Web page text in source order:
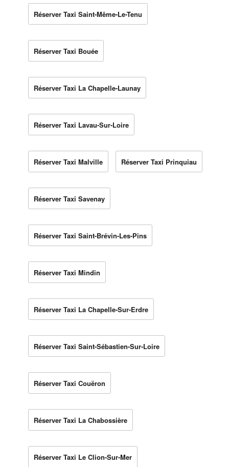
Réserver Taxi Saint-Même-Le-Tenu
Réserver Taxi Bouée
Réserver Taxi La Chapelle-Launay
Réserver Taxi Lavau-Sur-Loire
Réserver Taxi Malville Réserver Taxi Prinquiau
Réserver Taxi Savenay
Réserver Taxi Saint-Brévin-Les-Pins
Réserver Taxi Mindin
Réserver Taxi La Chapelle-Sur-Erdre
Réserver Taxi Saint-Sébastien-Sur-Loire
Réserver Taxi Couëron
Réserver Taxi La Chabossière
Réserver Taxi Le Clion-Sur-Mer